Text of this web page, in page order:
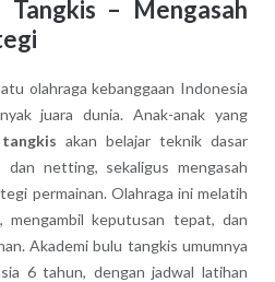
Tangkis – Mengasah
olahraga kebanggaan Indonesia
juara dunia. Anak-anak yang
akan belajar teknik dasar
netting, sekaligus mengasah
permainan. Olahraga ini melatih
keputusan tepat, dan
Akademi bulu tangkis umumnya
6 tahun, dengan jadwal latihan